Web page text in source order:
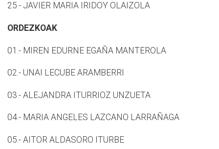
25.- JAVIER MARIA IRIDOY OLAIZOLA
ORDEZKOAK
01.- MIREN EDURNE EGAÑA MANTEROLA
02.- UNAI LECUBE ARAMBERRI
03.- ALEJANDRA ITURRIOZ UNZUETA
04.- MARIA ANGELES LAZCANO LARRAÑAGA
05.- AITOR ALDASORO ITURBE